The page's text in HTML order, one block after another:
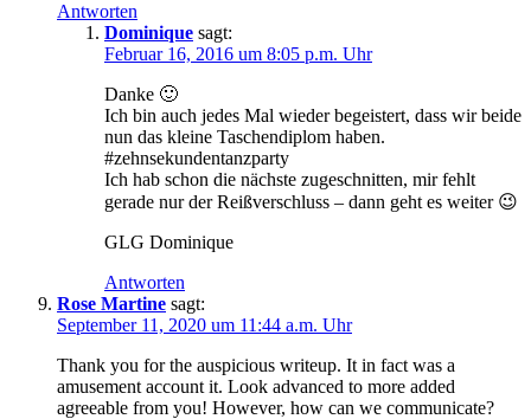
Antworten
Dominique sagt:
Februar 16, 2016 um 8:05 p.m. Uhr
Danke 🙂
Ich bin auch jedes Mal wieder begeistert, dass wir beide
nun das kleine Taschendiplom haben.
#zehnsekundentanzparty
Ich hab schon die nächste zugeschnitten, mir fehlt
gerade nur der Reißverschluss – dann geht es weiter 😉
GLG Dominique
Antworten
Rose Martine sagt:
September 11, 2020 um 11:44 a.m. Uhr
Thank you for the auspicious writeup. It in fact was a
amusement account it. Look advanced to more added
agreeable from you! However, how can we communicate?